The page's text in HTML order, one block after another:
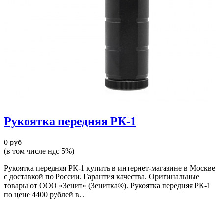
Рукоятка передняя РК-1
0 руб
(в том числе ндс 5%)
Рукоятка передняя РК-1 купить в интернет-магазине в Москве
с доставкой по России. Гарантия качества. Оригинальные
товары от ООО «Зенит» (Зенитка®). Рукоятка передняя РК-1
по цене 4400 рублей в...